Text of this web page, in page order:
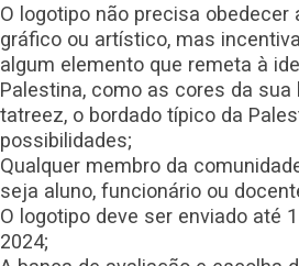
O logotipo não precisa obedecer
gráfico ou artístico, mas
algum elemento que remeta à
Palestina, como as cores da sua
tatreez, o bordado típico da
possibilidades;
Qualquer membro da
seja aluno, funcionário ou
O logotipo deve ser enviado até
2024;